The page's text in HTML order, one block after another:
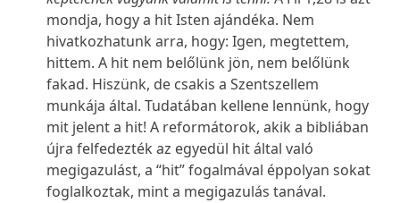
mondja, hogy a hit Isten ajándéka. Nem
hivatkozhatunk arra, hogy: Igen, megtettem,
hittem. A hit nem belőlünk jön, nem belőlünk
fakad. Hiszünk, de csakis a Szentszellem
munkája által. Tudatában kellene lennünk, hogy
mit jelent a hit! A reformátorok, akik a bibliában
újra felfedezték az egyedül hit által való
megigazulást, a “hit” fogalmával éppolyan sokat
foglalkoztak, mint a megigazulás tanával.